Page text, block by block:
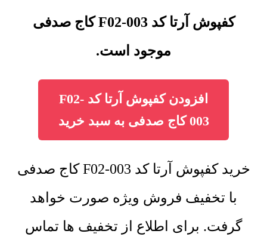
کفپوش آرتا کد F02-003 کاج صدفی
موجود است.
افزودن کفپوش آرتا کد F02-
003 کاج صدفی به سبد خرید
خرید کفپوش آرتا کد F02-003 کاج صدفی
با تخفیف فروش ویژه صورت خواهد
گرفت. برای اطلاع از تخفیف ها تماس